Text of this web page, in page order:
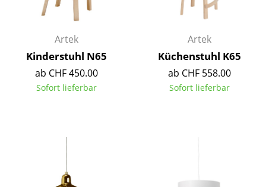
Schreibtischleuchten
Bodenleuchten
Wandleuchten
Artek
Kinderstuhl N65
ab CHF 450.00
Sofort lieferbar
Artek
Küchenstuhl K65
ab CHF 558.00
Sofort lieferbar